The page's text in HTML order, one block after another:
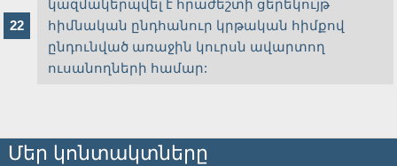
կազմակերպվել է հրաժեշտի ցերեկույթ
հիմնական ընդհանուր կրթական հիմքով
ընդունված առաջին կուրսն ավարտող
ուսանողների համար:
Մեր կոնտակտները